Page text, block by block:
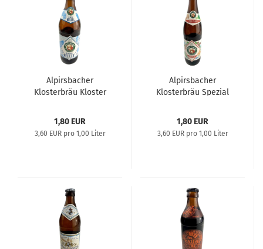
Alpirsbacher
Klosterbräu Kloster
1,80 EUR
3,60 EUR pro 1,00 Liter
Alpirsbacher
Klosterbräu Spezial
1,80 EUR
3,60 EUR pro 1,00 Liter